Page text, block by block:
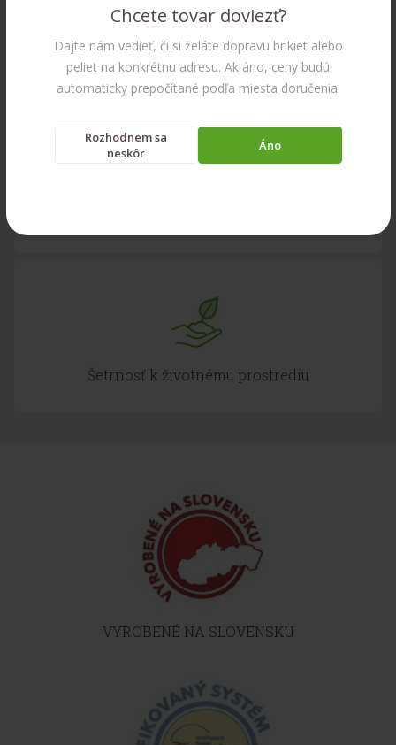
Chcete tovar doviezť?
Dajte nám vedieť, či si želáte dopravu brikiet alebo
peliet na konkrétnu adresu. Ak áno, ceny budú
automaticky prepočítané podľa miesta doručenia.
Rozhodnem sa
neskôr
Áno
Nenáročné uskladnenie, ľahká manipulácia
Šetrnosť k životnému prostrediu
VYROBENÉ NA SLOVENSKU